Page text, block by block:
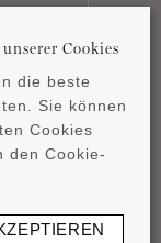
Cookies
die beste
Sie können
Cookies
den Cookie-